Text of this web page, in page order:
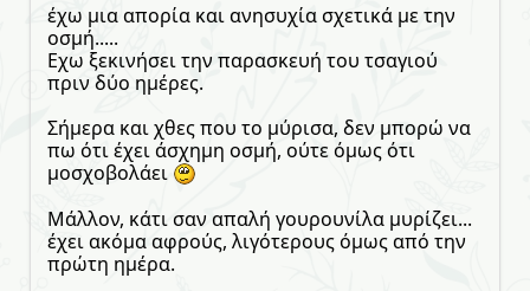
έχω μια απορία και ανησυχία σχετικά με την
οσμή.....
Εχω ξεκινήσει την παρασκευή του τσαγιού
πριν δύο ημέρες.
Σήμερα και χθες που το μύρισα, δεν μπορώ να
πω ότι έχει άσχημη οσμή, ούτε όμως ότι
μοσχοβολάει
Μάλλον, κάτι σαν απαλή γουρουνίλα μυρίζει...
έχει ακόμα αφρούς, λιγότερους όμως από την
πρώτη ημέρα.